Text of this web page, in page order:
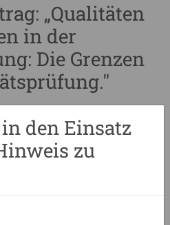
„Qualitäten
in der
Die Grenzen
den Einsatz
zu